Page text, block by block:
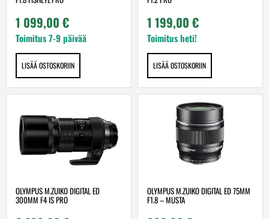
1 099,00 €
Toimitus 7-9 päivää
LISÄÄ OSTOSKORIIN
1 199,00 €
Toimitus heti!
LISÄÄ OSTOSKORIIN
OLYMPUS M.ZUIKO DIGITAL ED
300MM F4 IS PRO
OLYMPUS M.ZUIKO DIGITAL ED 75MM
F1.8 – MUSTA